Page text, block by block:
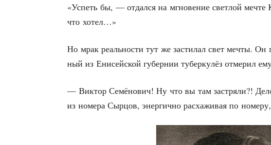
«Успеть бы, — отдал­ся на мгно­ве­ние свет­лой мечте
что хотел…»
Но мрак реаль­но­сти тут же засти­лал свет меч­ты.
ный из Ени­сей­ской губер­нии тубер­ку­лёз отме­рил
— Вик­тор Семё­но­вич! Ну что вы там застря­ли?!
из номе­ра Сыр­цов, энер­гич­но рас­ха­жи­вая по